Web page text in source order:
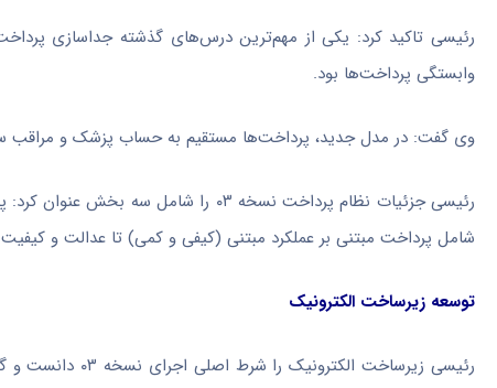
وابستگی پرداخت‌ها بود.
وی گفت: در مدل جدید، پرداخت‌ها مستقیم به حساب پزشک و مراقب
رئیسی جزئیات نظام پرداخت نسخه ۰۳
شامل پرداخت مبتنی بر عملکرد مبتنی (کیفی و کمی) تا عدالت و
توسعه زیرساخت الکترونیک
رئیسی